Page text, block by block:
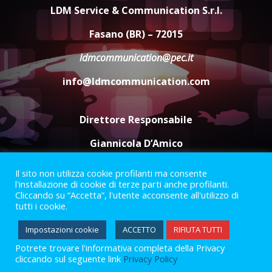
Comune di Fasano
6 Agosto 2026 14:16
Grazia Neglia, coordinatrice
cittadina di Fratelli d’Italia,
pronta a tornare in Consiglio
comunale
6 Agosto 2026 08:00
LDM Service & Communication S.r.l.
Fasano (BR) – 72015
ldmcommunication@pec.it
info@ldmcommunication.com
Direttore Responsabile
Giannicola D’Amico
Termini e Condizioni
Privacy Policy
Informazioni Legali
Facebook
Instagram
Youtube
2023 © Gofasano|Powered byCreativestudio
Il sito non utilizza cookie profilanti ma consente
l'installazione di cookie di terze parti anche profilanti.
Cliccando su “Accetta”, l'utente acconsente all'utilizzo di
tutti i cookie.
Impostazioni cookie ACCETTO RIFIUTA TUTTI
Potrete trovare l'informativa completa della Privacy
cliccando sul seguente link Privacy Policy